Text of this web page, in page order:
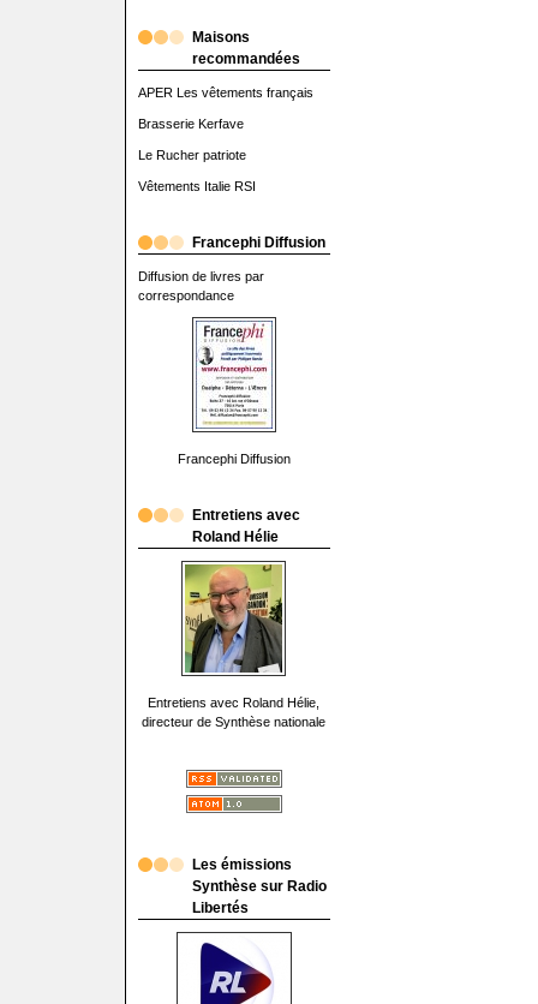
Maisons
recommandées
APER Les vêtements français
Brasserie Kerfave
Le Rucher patriote
Vêtements Italie RSI
Francephi Diffusion
Diffusion de livres par
correspondance
Francephi Diffusion
Entretiens avec
Roland Hélie
Entretiens avec Roland Hélie,
directeur de Synthèse nationale
Les émissions
Synthèse sur Radio
Libertés